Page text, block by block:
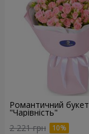
Романтичний букет
"Чарівність"
2 221 грн